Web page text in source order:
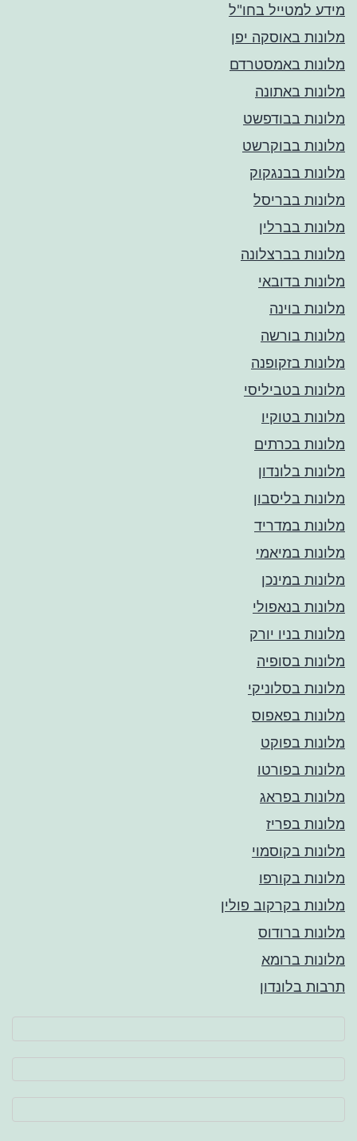
מידע למטייל בחו"ל
מלונות באוסקה יפן
מלונות באמסטרדם
מלונות באתונה
מלונות בבודפשט
מלונות בבוקרשט
מלונות בבנגקוק
מלונות בבריסל
מלונות בברלין
מלונות בברצלונה
מלונות בדובאי
מלונות בוינה
מלונות בורשה
מלונות בזקופנה
מלונות בטביליסי
מלונות בטוקיו
מלונות בכרתים
מלונות בלונדון
מלונות בליסבון
מלונות במדריד
מלונות במיאמי
מלונות במינכן
מלונות בנאפולי
מלונות בניו יורק
מלונות בסופיה
מלונות בסלוניקי
מלונות בפאפוס
מלונות בפוקט
מלונות בפורטו
מלונות בפראג
מלונות בפריז
מלונות בקוסמוי
מלונות בקורפו
מלונות בקרקוב פולין
מלונות ברודוס
מלונות ברומא
תרבות בלונדון